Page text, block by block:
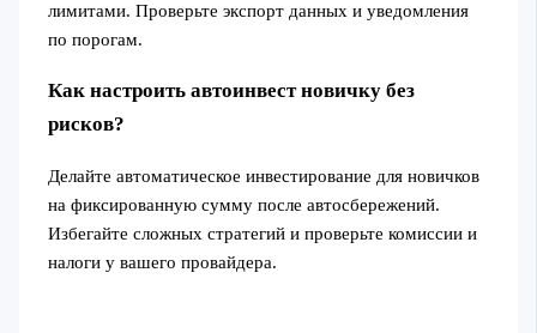
лимитами. Проверьте экспорт данных и уведомления
по порогам.
Как настроить автоинвест новичку без
рисков?
Делайте автоматическое инвестирование для новичков
на фиксированную сумму после автосбережений.
Избегайте сложных стратегий и проверьте комиссии и
налоги у вашего провайдера.